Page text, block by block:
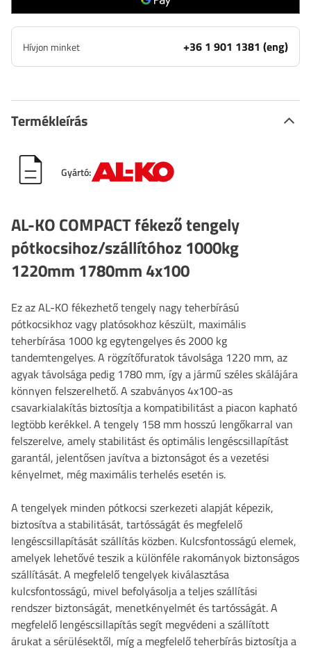
Hívjon minket +36 1 901 1381 (eng)
Termékleírás
Gyártó:
AL-KO COMPACT fékező tengely
pótkocsihoz/szállítóhoz 1000kg
1220mm 1780mm 4x100
Ez az AL-KO fékezhető tengely nagy teherbírású
pótkocsikhoz vagy platósokhoz készült, maximális
teherbírása 1000 kg egytengelyes és 2000 kg
tandemtengelyes. A rögzítőfuratok távolsága 1220 mm, az
agyak távolsága pedig 1780 mm, így a jármű széles skálájára
könnyen felszerelhető. A szabványos 4x100-as
csavarkialakítás biztosítja a kompatibilitást a piacon kapható
legtöbb kerékkel. A tengely 158 mm hosszú lengőkarral van
felszerelve, amely stabilitást és optimális lengéscsillapítást
garantál, jelentősen javítva a biztonságot és a vezetési
kényelmet, még maximális terhelés esetén is.
A tengelyek minden pótkocsi szerkezeti alapját képezik,
biztosítva a stabilitását, tartósságát és megfelelő
lengéscsillapítását szállítás közben. Kulcsfontosságú elemek,
amelyek lehetővé teszik a különféle rakományok biztonságos
szállítását. A megfelelő tengelyek kiválasztása
kulcsfontosságú, mivel befolyásolja a teljes szállítási
rendszer biztonságát, menetkényelmét és tartósságát. A
megfelelő lengéscsillapítás segít megvédeni a szállított
árukat a sérülésektől, míg a megfelelő teherbírás biztosítja a